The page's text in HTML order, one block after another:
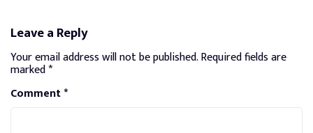
Leave a Reply
Your email address will not be published.Required fields are
marked*
Comment*